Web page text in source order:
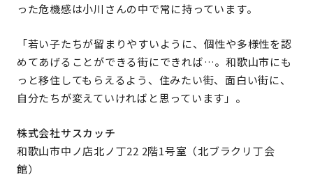
った危機感は小川さんの中で常に持っています。
「若い子たちが留まりやすいように、個性や多様性を認
めてあげることができる街にできれば…。和歌山市にも
っと移住してもらえるよう、住みたい街、面白い街に、
自分たちが変えていければと思っています」。
株式会社サスカッチ
和歌山市中ノ店北ノ丁22 2階1号室（北ブラクリ丁会
館）